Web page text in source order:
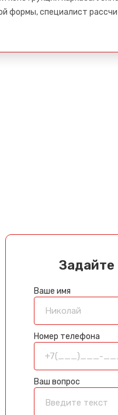
формы, специалист
Задайте
Ваше имя
Номер телефона
Ваш вопрос